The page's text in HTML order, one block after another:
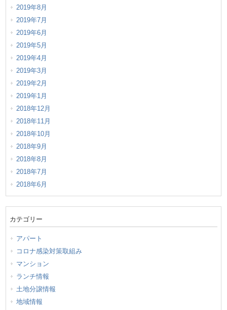
2019年8月
2019年7月
2019年6月
2019年5月
2019年4月
2019年3月
2019年2月
2019年1月
2018年12月
2018年11月
2018年10月
2018年9月
2018年8月
2018年7月
2018年6月
カテゴリー
アパート
コロナ感染対策取組み
マンション
ランチ情報
土地分譲情報
地域情報